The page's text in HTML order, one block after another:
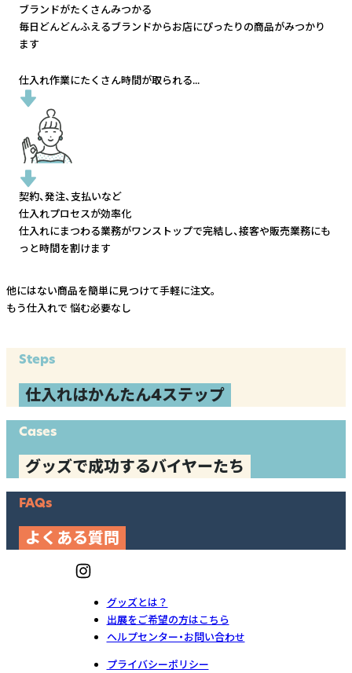
ブランドがたくさんみつかる
毎日どんどんふえるブランドからお店にぴったりの商品がみつかり
ます
仕入れ作業にたくさん時間が取られる...
契約、発注、支払いなど
仕入れプロセスが効率化
仕入れにまつわる業務がワンストップで完結し、接客や販売業務にも
っと時間を割けます
他にはない商品を簡単に見つけて手軽に注文。
もう仕入れで 悩む必要なし
Steps
仕入れはかんたん4ステップ
Cases
グッズで成功するバイヤーたち
FAQs
よくある質問
グッズとは？
出展をご希望の方はこちら
ヘルプセンター・お問い合わせ
プライバシーポリシー